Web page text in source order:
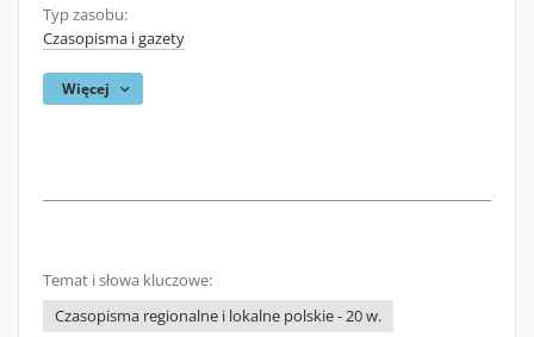
Typ zasobu:
Czasopisma i gazety
Więcej
Temat i słowa kluczowe:
Czasopisma regionalne i lokalne polskie - 20 w.